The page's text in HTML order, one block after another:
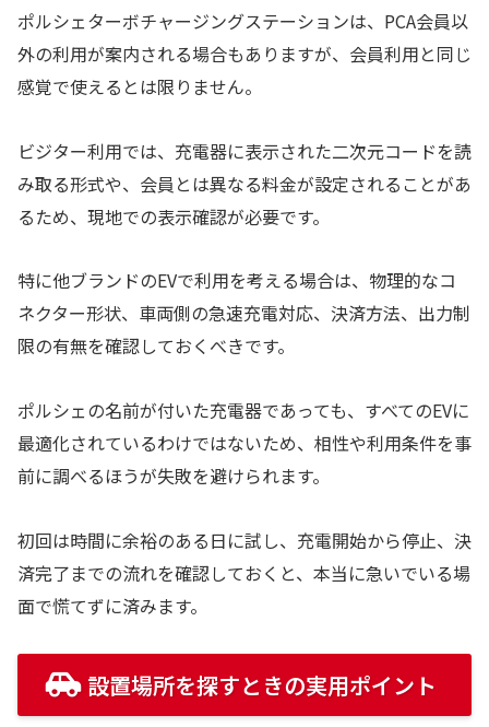
ポルシェターボチャージングステーションは、PCA会員以
外の利用が案内される場合もありますが、会員利用と同じ
感覚で使えるとは限りません。
ビジター利用では、充電器に表示された二次元コードを読
み取る形式や、会員とは異なる料金が設定されることがあ
るため、現地での表示確認が必要です。
特に他ブランドのEVで利用を考える場合は、物理的なコ
ネクター形状、車両側の急速充電対応、決済方法、出力制
限の有無を確認しておくべきです。
ポルシェの名前が付いた充電器であっても、すべてのEVに
最適化されているわけではないため、相性や利用条件を事
前に調べるほうが失敗を避けられます。
初回は時間に余裕のある日に試し、充電開始から停止、決
済完了までの流れを確認しておくと、本当に急いでいる場
面で慌てずに済みます。
設置場所を探すときの実用ポイント